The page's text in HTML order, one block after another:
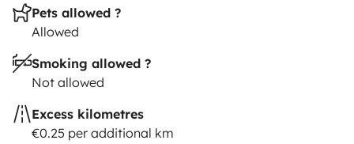
Pets allowed ?
Allowed
Smoking allowed ?
Not allowed
Excess kilometres
€0.25 per additional km